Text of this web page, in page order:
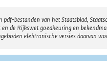
pdf-bestanden van het Staatsblad,
de Rijkswet goedkeuring en
elektronische versies daarvan